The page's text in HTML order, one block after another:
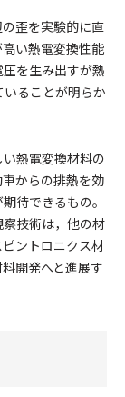
歪を実験的に直
い熱電変換性能
を生み出すが熱
ることが明らか
熱電変換材料の
からの排熱を効
待できるもの。
技術は，他の材
ントロニクス材
開発へと進展す